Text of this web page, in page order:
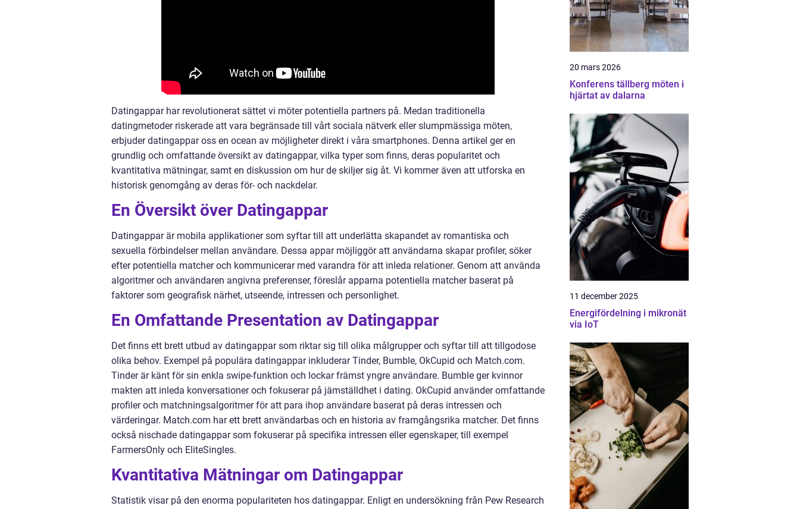
Datingappar har revolutionerat sättet vi möter potentiella partners på. Medan traditionella
datingmetoder riskerade att vara begränsade till vårt sociala nätverk eller slumpmässiga möten,
erbjuder datingappar oss en ocean av möjligheter direkt i våra smartphones. Denna artikel ger en
grundlig och omfattande översikt av datingappar, vilka typer som finns, deras popularitet och
kvantitativa mätningar, samt en diskussion om hur de skiljer sig åt. Vi kommer även att utforska en
historisk genomgång av deras för- och nackdelar.
En Översikt över Datingappar
Datingappar är mobila applikationer som syftar till att underlätta skapandet av romantiska och
sexuella förbindelser mellan användare. Dessa appar möjliggör att användarna skapar profiler, söker
efter potentiella matcher och kommunicerar med varandra för att inleda relationer. Genom att använda
algoritmer och användaren angivna preferenser, föreslår apparna potentiella matcher baserat på
faktorer som geografisk närhet, utseende, intressen och personlighet.
En Omfattande Presentation av Datingappar
Det finns ett brett utbud av datingappar som riktar sig till olika målgrupper och syftar till att tillgodose
olika behov. Exempel på populära datingappar inkluderar Tinder, Bumble, OkCupid och Match.com.
Tinder är känt för sin enkla swipe-funktion och lockar främst yngre användare. Bumble ger kvinnor
makten att inleda konversationer och fokuserar på jämställdhet i dating. OkCupid använder omfattande
profiler och matchningsalgoritmer för att para ihop användare baserat på deras intressen och
värderingar. Match.com har ett brett användarbas och en historia av framgångsrika matcher. Det finns
också nischade datingappar som fokuserar på specifika intressen eller egenskaper, till exempel
FarmersOnly och EliteSingles.
Kvantitativa Mätningar om Datingappar
Statistik visar på den enorma populariteten hos datingappar. Enligt en undersökning från Pew Research
20 mars 2026
Konferens tällberg möten i
hjärtat av dalarna
11 december 2025
Energifördelning i mikronät
via IoT